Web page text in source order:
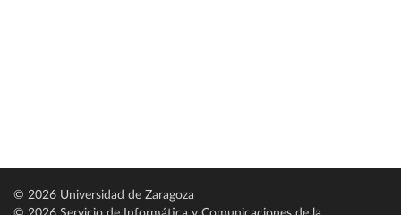
© 2026 Universidad de Zaragoza